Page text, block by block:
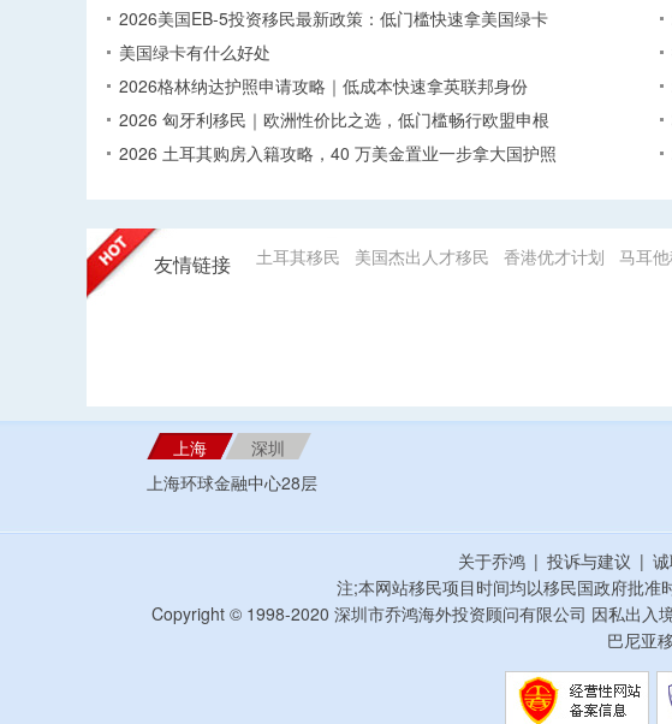
2026美国EB-5投资移民最新政策：低门槛快速拿美国绿卡
美国绿卡有什么好处
2026格林纳达护照申请攻略｜低成本快速拿英联邦身份
2026 匈牙利移民｜欧洲性价比之选，低门槛畅行欧盟申根
2026 土耳其购房入籍攻略，40 万美金置业一步拿大国护照
友情链接 土耳其移民 美国杰出人才移民 香港优才计划 马耳
上海
深圳
上海环球金融中心28层
关于乔鸿 | 投诉与建议 |
注;本网站移民项目时间均以移民国政府批
Copyright © 1998-2020 深圳市乔鸿海外投资顾问有限公司 因私出
巴尼亚